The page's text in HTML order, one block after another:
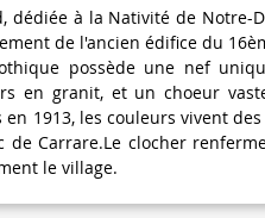
dédiée à la Nativité de
de l'ancien édifice du
possède une nef
en granit, et un choeur
1913, les couleurs vivent
de Carrare.Le clocher
le village.